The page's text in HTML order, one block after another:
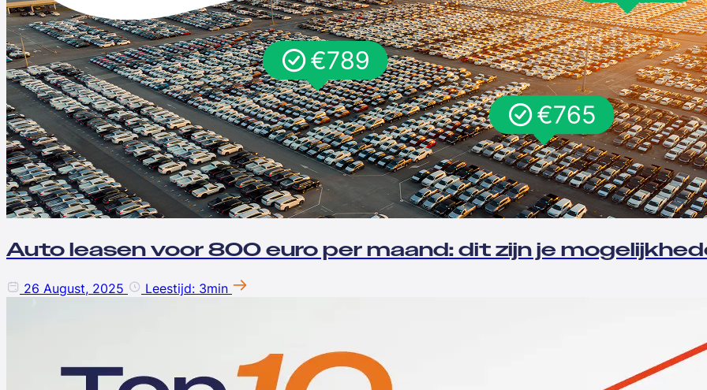
Auto leasen voor 800 euro per maand: dit zijn je
26 August, 2025 Leestijd: 3min